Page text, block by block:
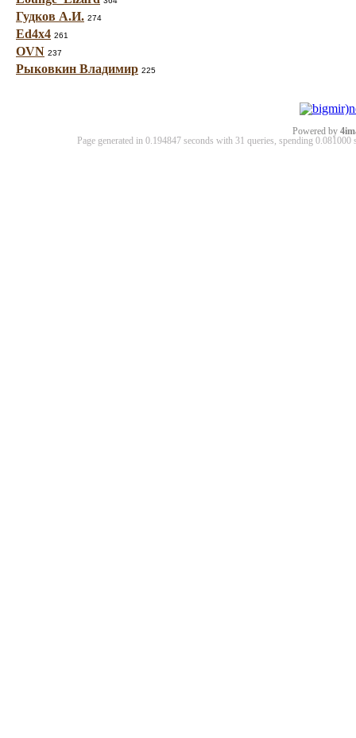
Гудков А.И. 274
Ed4x4 261
OVN 237
Рыковкин Владимир 225
Powered by
Page generated in 0.194847 seconds with 31 queries, spending